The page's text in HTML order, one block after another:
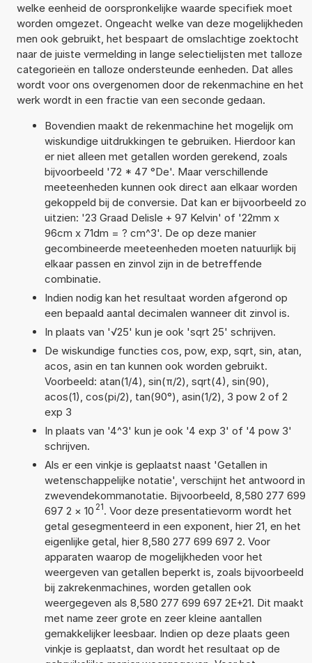
welke eenheid de oorspronkelijke waarde specifiek moet
worden omgezet. Ongeacht welke van deze mogelijkheden
men ook gebruikt, het bespaart de omslachtige zoektocht
naar de juiste vermelding in lange selectielijsten met talloze
categorieën en talloze ondersteunde eenheden. Dat alles
wordt voor ons overgenomen door de rekenmachine en het
werk wordt in een fractie van een seconde gedaan.
Bovendien maakt de rekenmachine het mogelijk om
wiskundige uitdrukkingen te gebruiken. Hierdoor kan
er niet alleen met getallen worden gerekend, zoals
bijvoorbeeld '72 * 47 °De'. Maar verschillende
meeteenheden kunnen ook direct aan elkaar worden
gekoppeld bij de conversie. Dat kan er bijvoorbeeld zo
uitzien: '23 Graad Delisle + 97 Kelvin' of '22mm x
96cm x 71dm = ? cm^3'. De op deze manier
gecombineerde meeteenheden moeten natuurlijk bij
elkaar passen en zinvol zijn in de betreffende
combinatie.
Indien nodig kan het resultaat worden afgerond op
een bepaald aantal decimalen wanneer dit zinvol is.
In plaats van '√25' kun je ook 'sqrt 25' schrijven.
De wiskundige functies cos, pow, exp, sqrt, sin, atan,
acos, asin en tan kunnen ook worden gebruikt.
Voorbeeld: atan(1/4), sin(π/2), sqrt(4), sin(90),
acos(1), cos(pi/2), tan(90°), asin(1/2), 3 pow 2 of 2
exp 3
In plaats van '4^3' kun je ook '4 exp 3' of '4 pow 3'
schrijven.
Als er een vinkje is geplaatst naast 'Getallen in
wetenschappelijke notatie', verschijnt het antwoord in
zwevendekommanotatie. Bijvoorbeeld, 8,580 277 699
697 2 × 10 21. Voor deze presentatievorm wordt het
getal gesegmenteerd in een exponent, hier 21, en het
eigenlijke getal, hier 8,580 277 699 697 2. Voor
apparaten waarop de mogelijkheden voor het
weergeven van getallen beperkt is, zoals bijvoorbeeld
bij zakrekenmachines, worden getallen ook
weergegeven als 8,580 277 699 697 2E+21. Dit maakt
met name zeer grote en zeer kleine aantallen
gemakkelijker leesbaar. Indien op deze plaats geen
vinkje is geplaatst, dan wordt het resultaat op de